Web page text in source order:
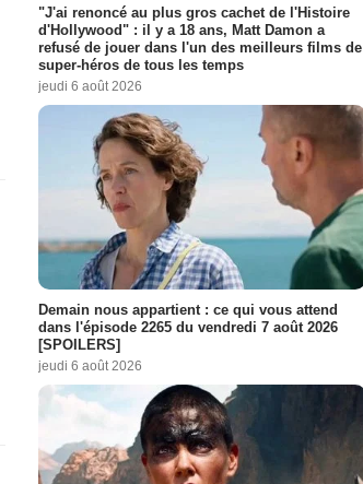
"J'ai renoncé au plus gros cachet de l'Histoire
d'Hollywood" : il y a 18 ans, Matt Damon a
refusé de jouer dans l'un des meilleurs films de
super-héros de tous les temps
jeudi 6 août 2026
Demain nous appartient : ce qui vous attend
dans l'épisode 2265 du vendredi 7 août 2026
[SPOILERS]
jeudi 6 août 2026